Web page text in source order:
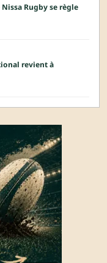
Rugby se règle
revient à